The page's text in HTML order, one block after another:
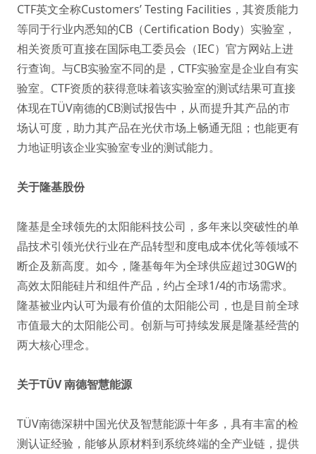
CTF英文全称Customers’ Testing Facilities，其资质能力
等同于行业内悉知的CB（Certification Body）实验室，
相关资质可直接在国际电工委员会（IEC）官方网站上进
行查询。与CB实验室不同的是，CTF实验室是企业自有实
验室。CTF资质的获得意味着该实验室的测试结果可直接
体现在TÜV南德的CB测试报告中，从而提升其产品的市
场认可度，助力其产品在光伏市场上畅通无阻；也能更有
力地证明该企业实验室专业的测试能力。
关于隆基股份
隆基是全球领先的太阳能科技公司，多年来以突破性的单
晶技术引领光伏行业在产品转型和度电成本优化等领域不
断企及新高度。如今，隆基每年为全球供应超过30GW的
高效太阳能硅片和组件产品，约占全球1/4的市场需求。
隆基被业内认可为最有价值的太阳能公司，也是目前全球
市值最大的太阳能公司。创新与可持续发展是隆基经营的
两大核心理念。
关于TÜV 南德智慧能源
TÜV南德深耕中国光伏及智慧能源十年多，具有丰富的检
测认证经验，能够从原材料到系统终端的全产业链，提供